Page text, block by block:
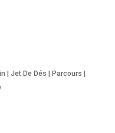
| Jet De Dés | Parcours |